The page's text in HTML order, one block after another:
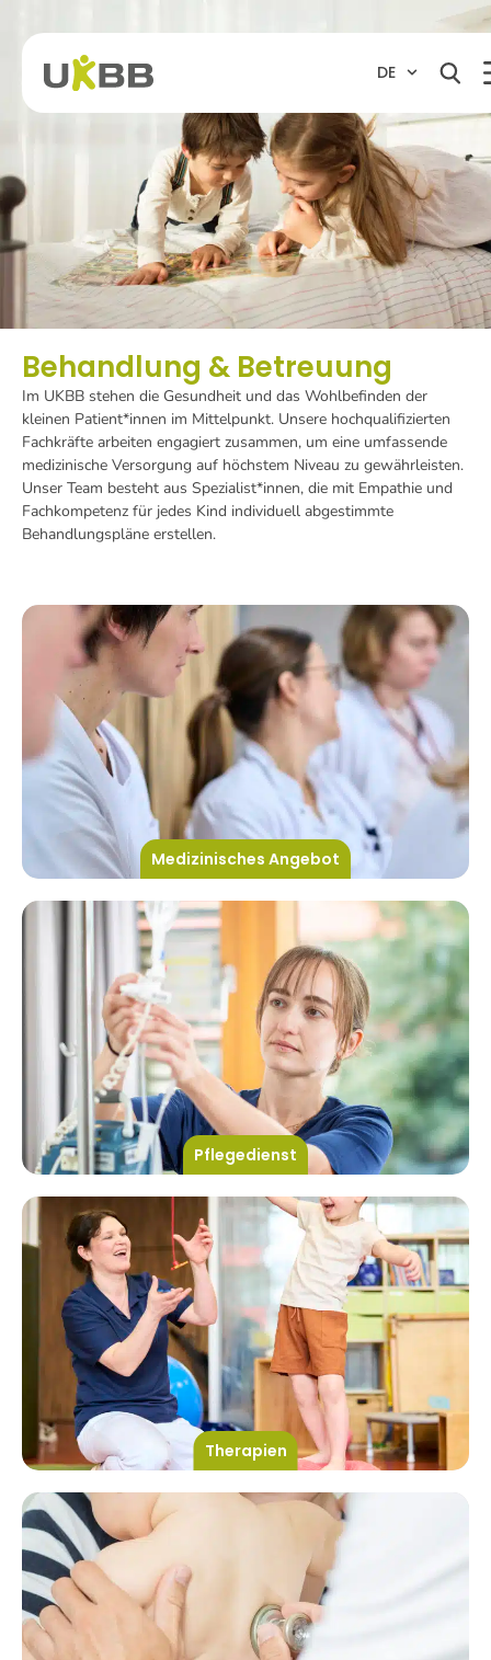
DE
Behandlung & Betreuung
Im UKBB stehen die Gesundheit und das Wohlbefinden der
kleinen Patient*innen im Mittelpunkt. Unsere hochqualifizierten
Fachkräfte arbeiten engagiert zusammen, um eine umfassende
medizinische Versorgung auf höchstem Niveau zu gewährleisten.
Unser Team besteht aus Spezialist*innen, die mit Empathie und
Fachkompetenz für jedes Kind individuell abgestimmte
Behandlungspläne erstellen.
Medizinisches Angebot
Pflegedienst
Therapien